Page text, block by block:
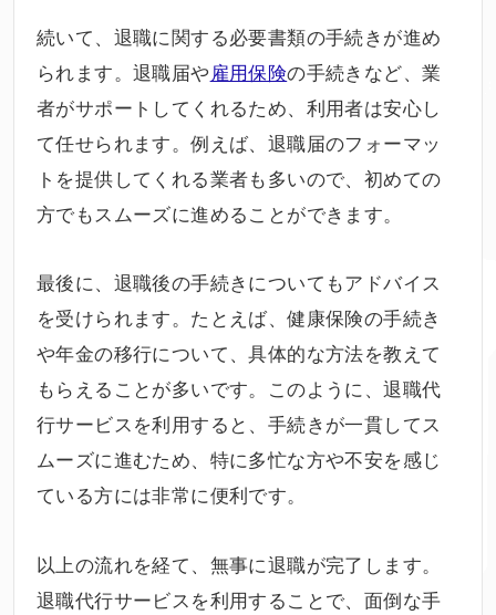
続いて、退職に関する必要書類の手続きが進め
られます。退職届や雇用保険の手続きなど、業
者がサポートしてくれるため、利用者は安心し
て任せられます。例えば、退職届のフォーマッ
トを提供してくれる業者も多いので、初めての
方でもスムーズに進めることができます。
最後に、退職後の手続きについてもアドバイス
を受けられます。たとえば、健康保険の手続き
や年金の移行について、具体的な方法を教えて
もらえることが多いです。このように、退職代
行サービスを利用すると、手続きが一貫してス
ムーズに進むため、特に多忙な方や不安を感じ
ている方には非常に便利です。
以上の流れを経て、無事に退職が完了します。
退職代行サービスを利用することで、面倒な手